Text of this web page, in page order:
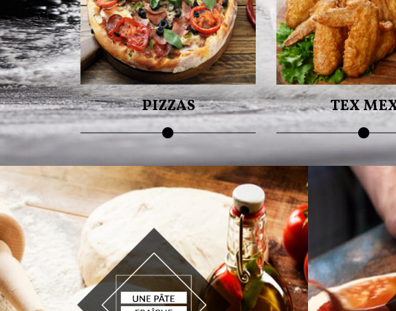
Savourez nos succulentes pizzas !
PIZZAS
Pour votre petite faim à
TEX